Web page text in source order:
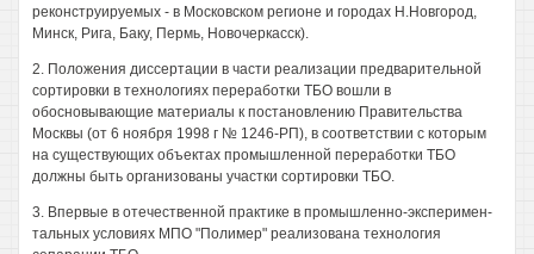
реконструируемых - в Московском регионе и городах Н.Новгород,
Минск, Рига, Баку, Пермь, Новочеркасск).
2. Положения диссертации в части реализации предварительной
сортировки в технологиях переработки ТБО вошли в
обосновывающие материалы к постановлению Правительства
Москвы (от 6 ноября 1998 г № 1246-РП), в соответствии с которым
на существующих объектах промышленной переработки ТБО
должны быть организованы участки сортировки ТБО.
3. Впервые в отечественной практике в промышленно-эксперимен-
тальных условиях МПО "Полимер" реализована технология